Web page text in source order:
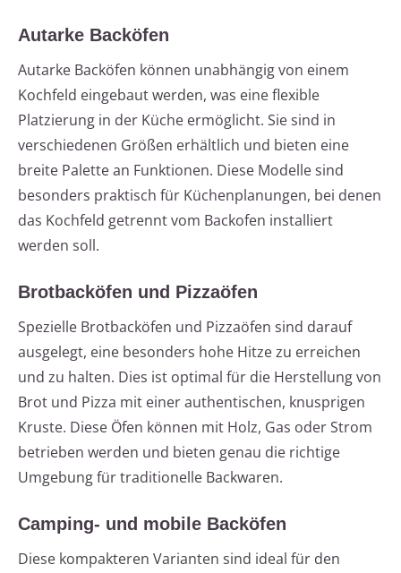
Autarke Backöfen
Autarke Backöfen können unabhängig von einem
Kochfeld eingebaut werden, was eine flexible
Platzierung in der Küche ermöglicht. Sie sind in
verschiedenen Größen erhältlich und bieten eine
breite Palette an Funktionen. Diese Modelle sind
besonders praktisch für Küchenplanungen, bei denen
das Kochfeld getrennt vom Backofen installiert
werden soll.
Brotbacköfen und Pizzaöfen
Spezielle Brotbacköfen und Pizzaöfen sind darauf
ausgelegt, eine besonders hohe Hitze zu erreichen
und zu halten. Dies ist optimal für die Herstellung von
Brot und Pizza mit einer authentischen, knusprigen
Kruste. Diese Öfen können mit Holz, Gas oder Strom
betrieben werden und bieten genau die richtige
Umgebung für traditionelle Backwaren.
Camping- und mobile Backöfen
Diese kompakteren Varianten sind ideal für den